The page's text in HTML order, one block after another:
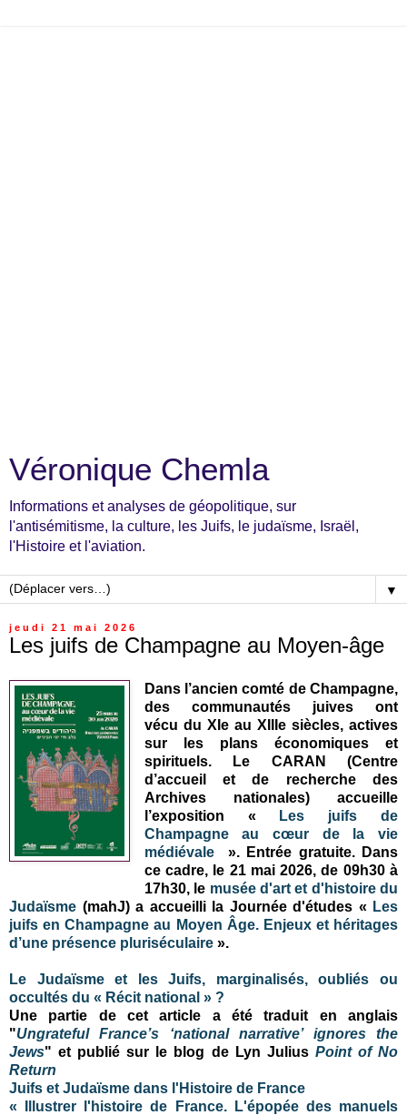
Véronique Chemla
Informations et analyses de géopolitique, sur
l'antisémitisme, la culture, les Juifs, le judaïsme, Israël,
l'Histoire et l'aviation.
▼
jeudi 21 mai 2026
Les juifs de Champagne au Moyen-âge
Dans l’ancien comté de Champagne,
des communautés juives ont
vécu du XIe au XIIIe siècles, actives
sur les plans économiques et
spirituels.
Le CARAN (Centre
d’accueil et de recherche des
Archives nationales) accueille
l’exposition «
Les juifs de
Champagne au cœur de la vie
médiévale». Entrée gratuite. Dans
ce cadre, le 21 mai 2026, de 09h30 à
17h30, le musée d'art et d'histoire du
Judaïsme (mahJ) a accueilli la Journée d'études « Les
juifs en Champagne au Moyen Âge. Enjeux et héritages
d’une présence pluriséculaire ».
Le Judaïsme et les Juifs, marginalisés, oubliés ou
occultés du « Récit national » ?
Une partie de cet article a été traduit en anglais
"Ungrateful France’s ‘national narrative’ ignores the
Jews"et publié sur le blog de Lyn Julius Point of No
Return
Juifs et Judaïsme dans l'Histoire de France
« Illustrer l'histoire de France. L'épopée des manuels